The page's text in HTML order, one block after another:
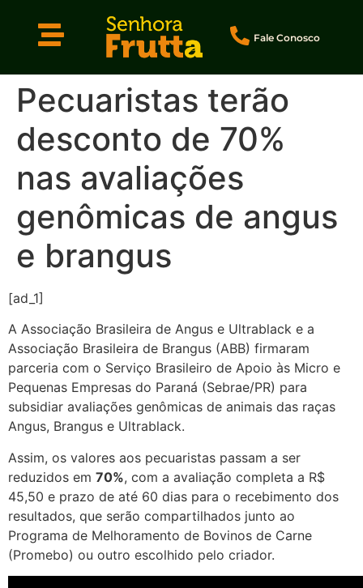
Fale Conosco
Pecuaristas terão
desconto de 70%
nas avaliações
genômicas de angus
e brangus
[ad_1]
A Associação Brasileira de Angus e Ultrablack e a
Associação Brasileira de Brangus (ABB) firmaram
parceria com o Serviço Brasileiro de Apoio às Micro e
Pequenas Empresas do Paraná (Sebrae/PR) para
subsidiar avaliações genômicas de animais das raças
Angus, Brangus e Ultrablack.
Assim, os valores aos pecuaristas passam a ser
reduzidos em 70%, com a avaliação completa a R$
45,50 e prazo de até 60 dias para o recebimento dos
resultados, que serão compartilhados junto ao
Programa de Melhoramento de Bovinos de Carne
(Promebo) ou outro escolhido pelo criador.